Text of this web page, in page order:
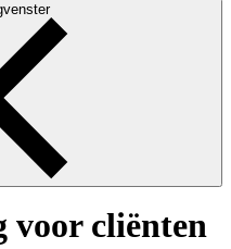
voor cliënten